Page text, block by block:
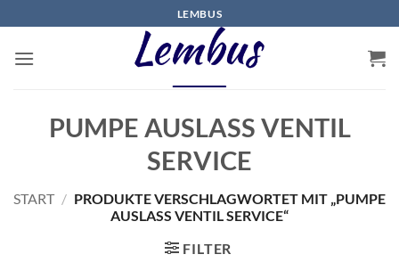
Inhalt
springen
LEMBUS
PUMPE AUSLASS VENTIL
SERVICE
START / PRODUKTE VERSCHLAGWORTET MIT „PUMPE
AUSLASS VENTIL SERVICE“
FILTER